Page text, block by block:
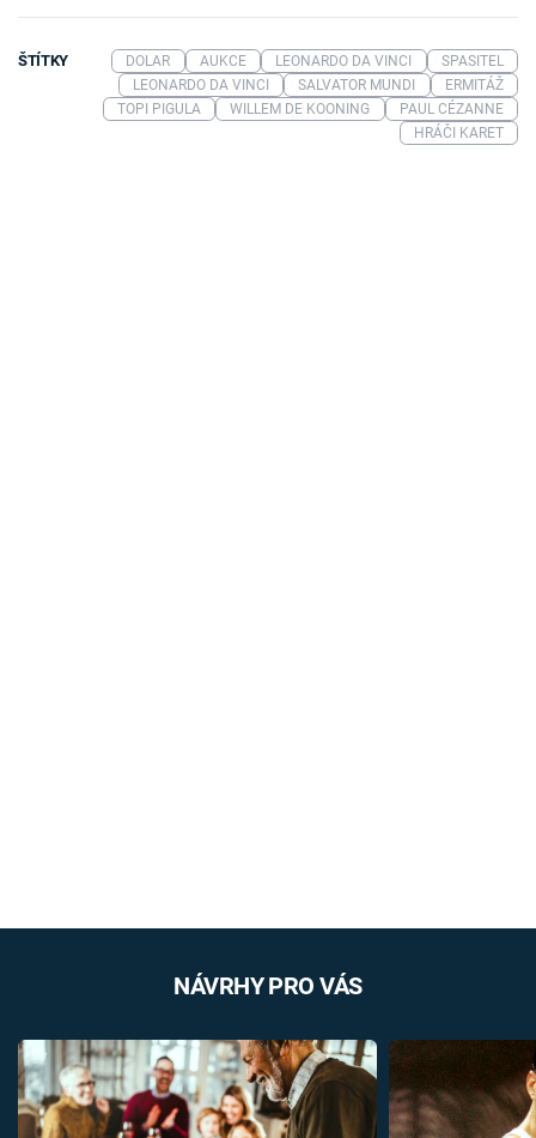
ŠTÍTKY DOLAR AUKCE LEONARDO DA VINCI
SPASITEL
LEONARDO DA VINCI
SALVATOR MUNDI
ERMITÁŽ
TOPI PIGULA
WILLEM DE KOONING
PAUL CÉZANNE
HRÁČI KARET
NÁVRHY PRO VÁS